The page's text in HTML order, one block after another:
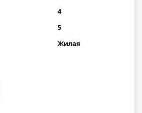
4
5
Жилая